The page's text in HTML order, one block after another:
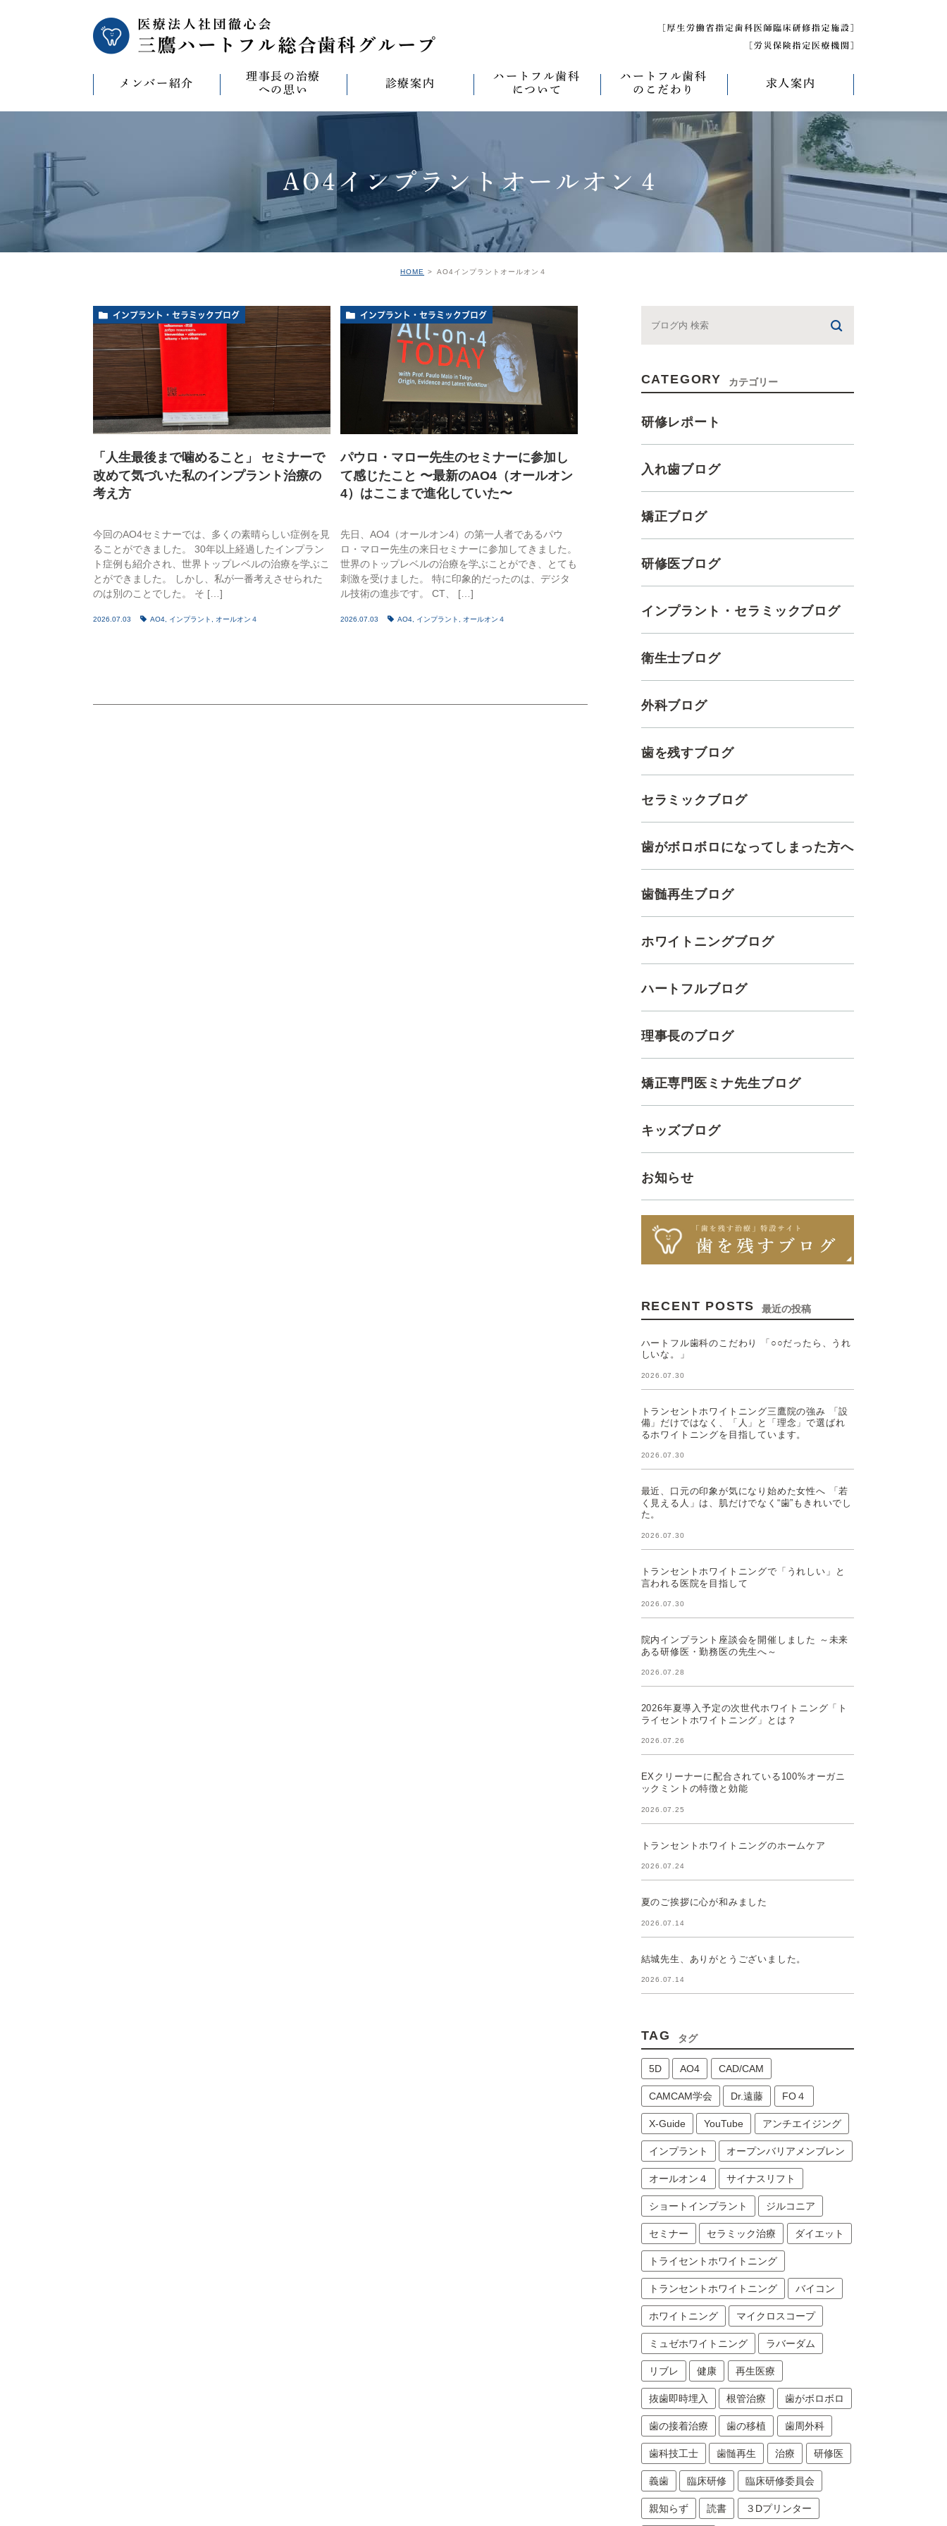
メンバー紹介
理事長の治療
への思い
CAD/CAM（オールセラミック治
療）への思い
バイコンインプラントへの思い
マウスピース型矯正装置（イン
ビザライン）への思い
診療案内
診療案内一覧
セラミック治療 ワンデイジルコニア治療
無菌化根管治療 予防・メンテナンス
インプラント オールオン4
睡眠時無呼吸症候群
ホワイトニング 訪問歯科診療
ハートフル歯科
について
ハートフルの治療
院内設備
ハートフル歯科
ハートフル歯科
のこだわり
なるべく痛くない治療
なるべく削らない治療
なるべく抜かない治療
なるべく短期間の治療
滅菌管理について
求人案内
求人募集について
研修医募集
AO4インプラントオールオン４
HOME AO4インプラントオールオン４
インプラント・セラミックブログ
「人生最後まで噛めること」 セミナーで
改めて気づいた私のインプラント治療の
考え方
今回のAO4セミナーでは、多くの素晴らしい症例を見
ることができました。 30年以上経過したインプラン
ト症例も紹介され、世界トップレベルの治療を学ぶこ
とができました。 しかし、私が一番考えさせられた
のは別のことでした。 そ […]
2026.07.03 AO4, インプラント , オールオン４
インプラント・セラミックブログ
パウロ・マロー先生のセミナーに参加し
て感じたこと 〜最新のAO4（オールオン
4）はここまで進化していた〜
先日、AO4（オールオン4）の第一人者であるパウ
ロ・マロー先生の来日セミナーに参加してきました。
世界のトップレベルの治療を学ぶことができ、とても
刺激を受けました。 特に印象的だったのは、デジタ
ル技術の進歩です。 CT、 […]
2026.07.03 AO4, インプラント , オールオン４
CATEGORY カテゴリー
研修レポート
入れ歯ブログ
矯正ブログ
研修医ブログ
インプラント・セラミックブログ
衛生士ブログ
外科ブログ
歯を残すブログ
セラミックブログ
歯がボロボロになってしまった方へ
歯髄再生ブログ
ホワイトニングブログ
ハートフルブログ
理事長のブログ
矯正専門医ミナ先生ブログ
キッズブログ
お知らせ
RECENT POSTS 最近の投稿
ハートフル歯科のこだわり 「○○だったら、うれ
しいな。」
2026.07.30
トランセントホワイトニング三鷹院の強み 「設
備」だけではなく、「人」と「理念」で選ばれ
るホワイトニングを目指しています。
2026.07.30
最近、口元の印象が気になり始めた女性へ 「若
く見える人」は、肌だけでなく“歯”もきれいでし
た。
2026.07.30
トランセントホワイトニングで「うれしい」と
言われる医院を目指して
2026.07.30
院内インプラント座談会を開催しました ～未来
ある研修医・勤務医の先生へ～
2026.07.28
2026年夏導入予定の次世代ホワイトニング「ト
ライセントホワイトニング」とは？
2026.07.26
EXクリーナーに配合されている100%オーガニ
ックミントの特徴と効能
2026.07.25
トランセントホワイトニングのホームケア
2026.07.24
夏のご挨拶に心が和みました
2026.07.14
結城先生、ありがとうございました。
2026.07.14
TAG タグ
5D AO4 CAD/CAM
CAMCAM学会 Dr.遠藤 FO４
X-Guide YouTube アンチエイジング
インプラント オープンバリアメンブレン
オールオン４ サイナスリフト
ショートインプラント ジルコニア
セミナー セラミック治療 ダイエット
トライセントホワイトニング
トランセントホワイトニング バイコン
ホワイトニング マイクロスコープ
ミュゼホワイトニング ラバーダム
リブレ 健康 再生医療
抜歯即時埋入 根管治療 歯がボロボロ
歯の接着治療 歯の移植 歯周外科
歯科技工士 歯髄再生 治療 研修医
義歯 臨床研修 臨床研修委員会
親知らず 読書 ３Dプリンター